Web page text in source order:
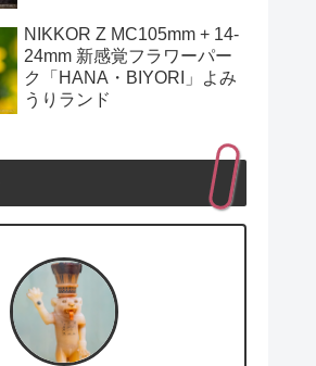
NIKKOR Z MC105mm + 14-
24mm 新感覚フラワーパー
ク「HANA・BIYORI」よみ
うりランド